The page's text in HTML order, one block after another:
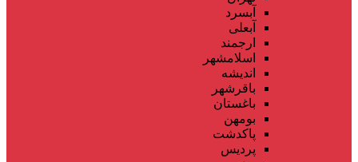
آبسرد
آبعلی
ارجمند
اسلامشهر
اندیشه
باقرشهر
باغستان
بومهن
پاکدشت
پردیس